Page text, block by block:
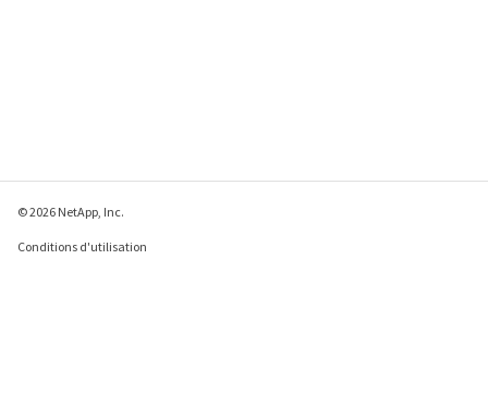
© 2026 NetApp, Inc.
Conditions d'utilisation